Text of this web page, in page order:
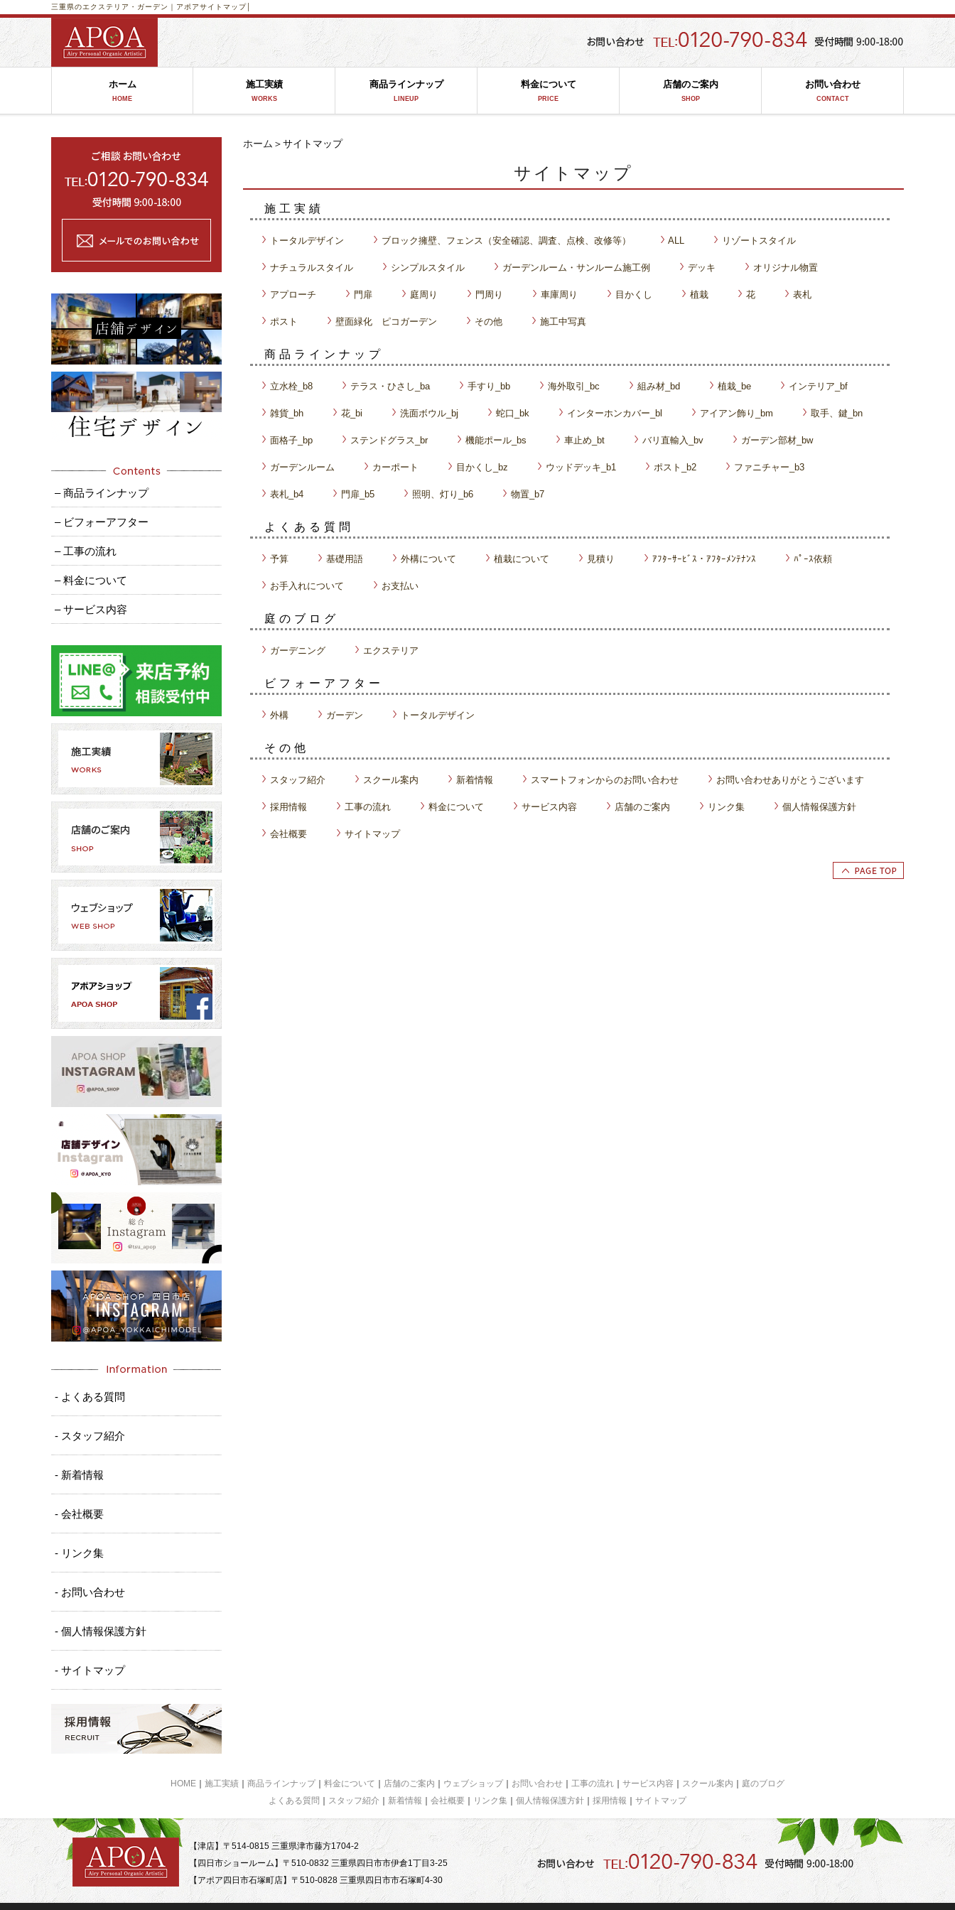
サイトマップ│
三重県のエクステリア・ガーデン｜アポア
ホーム
HOME
施工実績
WORKS
商品ラインナップ
LINEUP
料金について
PRICE
店舗のご案内
SHOP
お問い合わせ
CONTACT
ホーム ＞サイトマップ
サイトマップ
施工実績
トータルデザイン ブロック擁壁、フェンス（安全確認、調査、点検、改修等） ALL リゾートスタイル
ナチュラルスタイル シンプルスタイル ガーデンルーム・サンルーム施工例 デッキ オリジナル物置
アプローチ 門扉 庭周り 門周り 車庫周り 目かくし 植栽 花 表札
ポスト 壁面緑化 ピコガーデン その他 施工中写真
商品ラインナップ
立水栓_b8 テラス・ひさし_ba 手すり_bb 海外取引_bc 組み材_bd 植栽_be インテリア_bf
雑貨_bh 花_bi 洗面ボウル_bj 蛇口_bk インターホンカバー_bl アイアン飾り_bm 取手、鍵_bn
面格子_bp ステンドグラス_br 機能ポール_bs 車止め_bt バリ直輸入_bv ガーデン部材_bw
ガーデンルーム カーポート 目かくし_bz ウッドデッキ_b1 ポスト_b2 ファニチャー_b3
表札_b4 門扉_b5 照明、灯り_b6 物置_b7
よくある質問
予算 基礎用語 外構について 植栽について 見積り ｱﾌﾀｰｻｰﾋﾞｽ・ｱﾌﾀｰﾒﾝﾃﾅﾝｽ ﾊﾟｰｽ依頼
お手入れについて お支払い
庭のブログ
ガーデニング エクステリア
ビフォーアフター
外構 ガーデン トータルデザイン
その他
スタッフ紹介 スクール案内 新着情報 スマートフォンからのお問い合わせ お問い合わせありがとうございます
採用情報 工事の流れ 料金について サービス内容 店舗のご案内 リンク集 個人情報保護方針
会社概要 サイトマップ
– 商品ラインナップ
– ビフォーアフター
– 工事の流れ
– 料金について
– サービス内容
- よくある質問
- スタッフ紹介
- 新着情報
- 会社概要
- リンク集
- お問い合わせ
- 個人情報保護方針
- サイトマップ
HOME 施工実績 商品ラインナップ 料金について 店舗のご案内 ウェブショップ お問い合わせ 工事の流れ サービス内容 スクール案内
庭のブログ
よくある質問
スタッフ紹介 新着情報 会社概要 リンク集 個人情報保護方針 採用情報 サイトマップ
【津店】〒514-0815 三重県津市藤方1704-2
【四日市ショールーム】〒510-0832 三重県四日市市伊倉1丁目3-25
【アポア四日市石塚町店】〒510-0828 三重県四日市市石塚町4-30